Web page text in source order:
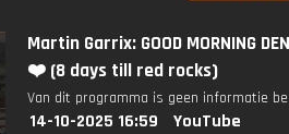
Martin Garrix: GOOD MORNING
❤️ (8 days till red rocks)
Van dit programma is geen informatie
14-10-2025 16:59
YouTube